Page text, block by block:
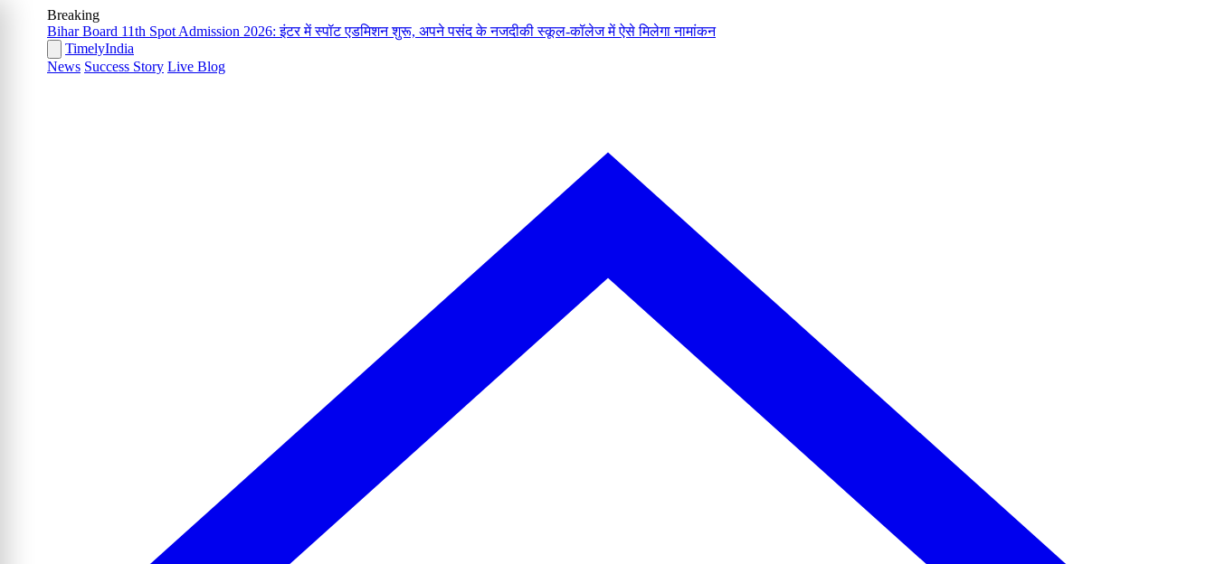
Breaking
Bihar Board 11th Spot Admission 2026: इंटर में स्पॉट एडमिशन शुरू, अपने पसंद के नजदीकी स्कूल-कॉलेज में ऐसे मिलेगा नामांकन
TimelyIndia
News Success Story Live Blog